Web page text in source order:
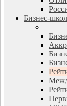
Бизнес-
—